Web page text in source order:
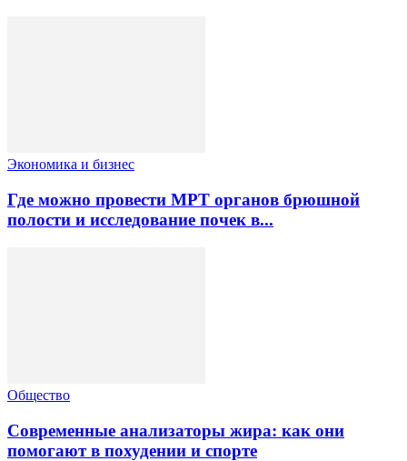
Экономика и бизнес
Где можно провести МРТ органов брюшной
полости и исследование почек в...
Общество
Современные анализаторы жира: как они
помогают в похудении и спорте